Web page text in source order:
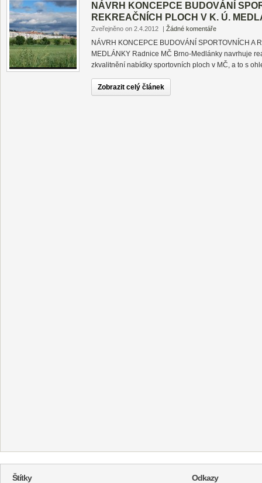
NÁVRH KONCEPCE BUDOVÁNÍ
REKREAČNÍCH PLOCH V K. Ú.
Zveřejněno on 2.4.2012 | Žádné komentáře
NÁVRH KONCEPCE BUDOVÁNÍ SPORTOVNÍCH A
MEDLÁNKY Radnice MČ Brno-Medlánky navrhuje
zkvalitnění nabídky sportovních ploch v MČ, a to s
Zobrazit celý článek
Štítky Odkazy